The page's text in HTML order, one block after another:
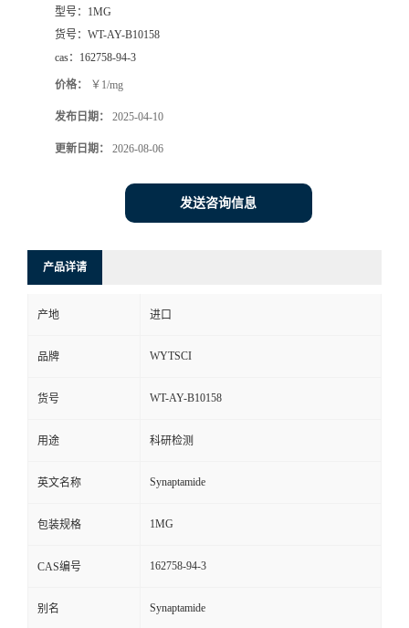
型号： 1MG
货号： WT-AY-B10158
cas： 162758-94-3
价格： ￥1/mg
发布日期： 2025-04-10
更新日期： 2026-08-06
发送咨询信息
产品详请
产地 进口
品牌 WYTSCI
货号 WT-AY-B10158
用途 科研检测
英文名称 Synaptamide
包装规格 1MG
CAS编号 162758-94-3
别名 Synaptamide